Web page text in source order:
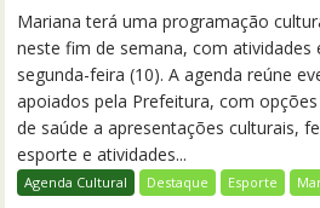
Mariana terá uma programação
neste fim de semana, com atividades
segunda-feira (10). A agenda reúne
apoiados pela Prefeitura, com
de saúde a apresentações culturais,
esporte e atividades...
Agenda Cultural Destaque Esporte